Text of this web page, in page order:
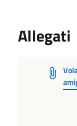
Allegati